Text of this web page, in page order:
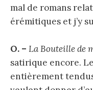
mal de romans
érémitiques et j’y
O. – La Bouteille de
satirique encore.
entièrement